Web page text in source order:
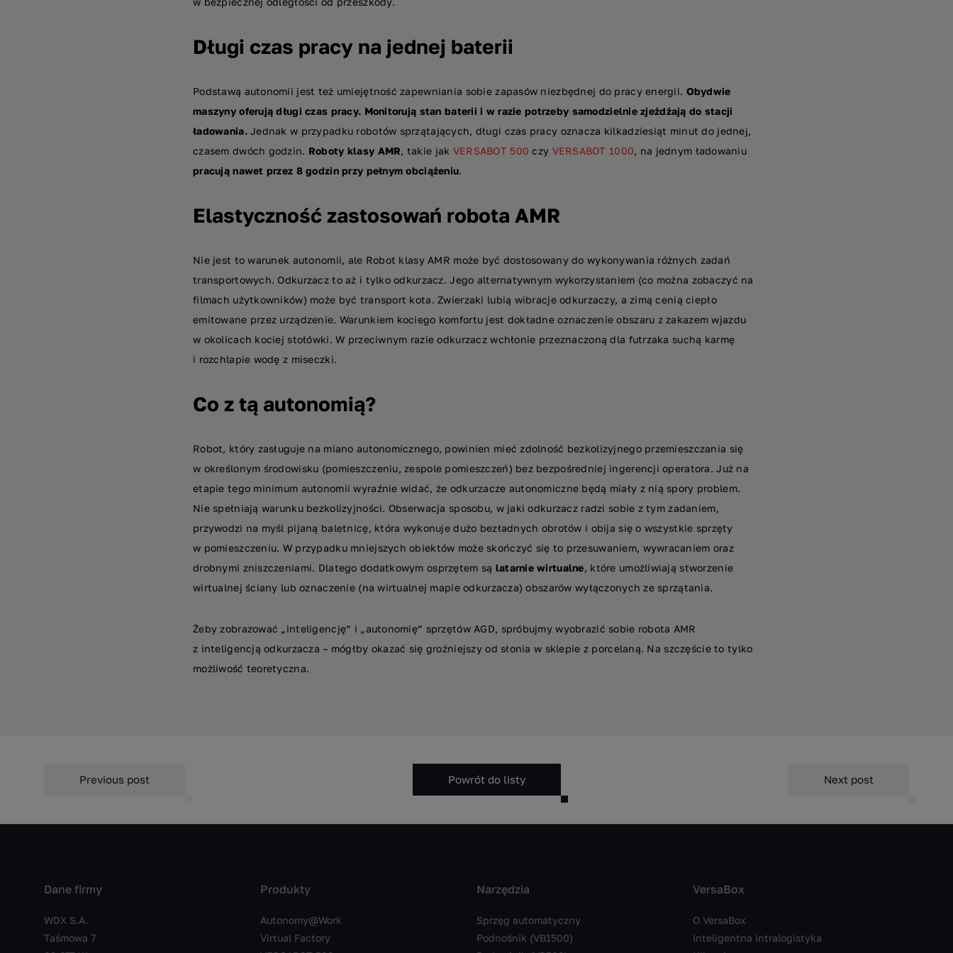
Długi czas pracy na jednej baterii
Podstawą autonomii jest też umiejętność zapewniania sobie zapasów niezbędnej do pracy energii. Obydwie
maszyny oferują długi czas pracy. Monitorują stan baterii i w razie potrzeby samodzielnie zjeżdżają do stacji
ładowania.Jednak w przypadku robotów sprzątających, długi czas pracy oznacza kilkadziesiąt minut do jednej,
czasem dwóch godzin. Roboty klasy AMR, takie jak VERSABOT 500 czy VERSABOT 1000, na jednym ładowaniu
pracują nawet przez 8 godzin przy pełnym obciążeniu.
Elastyczność zastosowań robota AMR
Nie jest to warunek autonomii, ale Robot klasy AMR może być dostosowany do wykonywania różnych zadań
transportowych. Odkurzacz to aż i tylko odkurzacz. Jego alternatywnym wykorzystaniem (co można zobaczyć na
filmach użytkowników) może być transport kota. Zwierzaki lubią wibracje odkurzaczy, a zimą cenią ciepło
emitowane przez urządzenie. Warunkiem kociego komfortu jest dokładne oznaczenie obszaru z zakazem wjazdu
w okolicach kociej stołówki. W przeciwnym razie odkurzacz wchłonie przeznaczoną dla futrzaka suchą karmę
i rozchlapie wodę z miseczki.
Co z tą autonomią?
Robot, który zasługuje na miano autonomicznego, powinien mieć zdolność bezkolizyjnego przemieszczania się
w określonym środowisku (pomieszczeniu, zespole pomieszczeń) bez bezpośredniej ingerencji operatora. Już na
etapie tego minimum autonomii wyraźnie widać, że odkurzacze autonomiczne będą miały z nią spory problem.
Nie spełniają warunku bezkolizyjności. Obserwacja sposobu, w jaki odkurzacz radzi sobie z tym zadaniem,
przywodzi na myśl pijaną baletnicę, która wykonuje dużo bezładnych obrotów i obija się o wszystkie sprzęty
w pomieszczeniu. W przypadku mniejszych obiektów może skończyć się to przesuwaniem, wywracaniem oraz
drobnymi zniszczeniami. Dlatego dodatkowym osprzętem są latarnie wirtualne, które umożliwiają stworzenie
wirtualnej ściany lub oznaczenie (na wirtualnej mapie odkurzacza) obszarów wyłączonych ze sprzątania.
Żeby zobrazować „inteligencję” i „autonomię” sprzętów AGD, spróbujmy wyobrazić sobie robota AMR
z inteligencją odkurzacza – mógłby okazać się groźniejszy od słonia w sklepie z porcelaną. Na szczęście to tylko
możliwość teoretyczna.
Previous post Powrót do listy Next post
Dane firmy
WDX S.A.
Taśmowa 7
Produkty
Autonomy@Work
Virtual Factory
Narzędzia
Sprzęg automatyczny
Podnośnik (VB1500)
VersaBox
O VersaBox
Inteligentna intralogistyka